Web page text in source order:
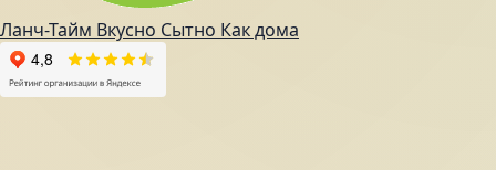
Ланч-Тайм Вкусно Сытно Как дома